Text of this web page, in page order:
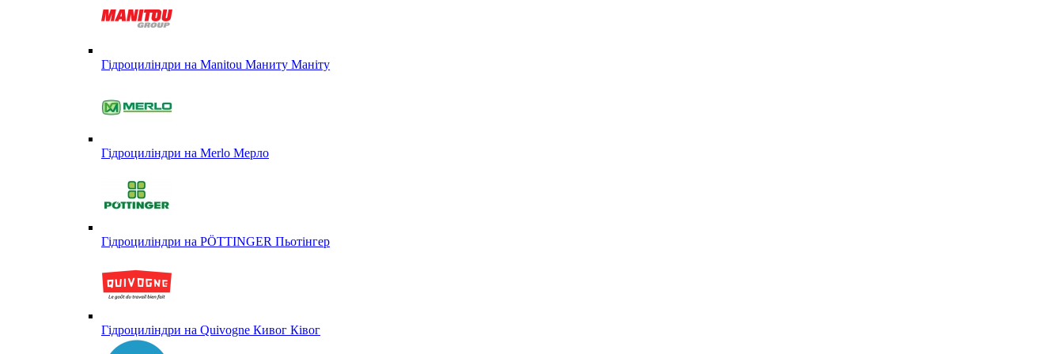
Гідроциліндри на Manitou Маниту Маніту
Гідроциліндри на Merlo Мерло
Гідроциліндри на PÖTTINGER Пьотінгер
Гідроциліндри на Quivogne Кивог Ківог